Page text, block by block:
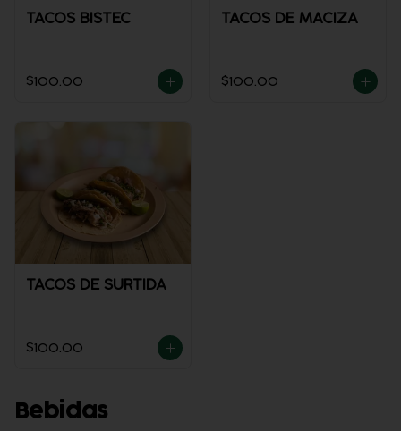
TACOS BISTEC
$100.00
TACOS DE MACIZA
$100.00
TACOS DE SURTIDA
$100.00
Bebidas